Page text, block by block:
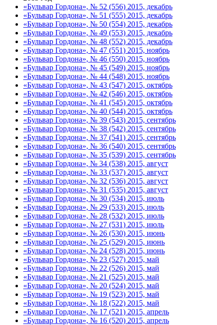
«Бульвар Гордона», № 52 (556) 2015, декабрь
«Бульвар Гордона», № 51 (555) 2015, декабрь
«Бульвар Гордона», № 50 (554) 2015, декабрь
«Бульвар Гордона», № 49 (553) 2015, декабрь
«Бульвар Гордона», № 48 (552) 2015, декабрь
«Бульвар Гордона», № 47 (551) 2015, ноябрь
«Бульвар Гордона», № 46 (550) 2015, ноябрь
«Бульвар Гордона», № 45 (549) 2015, ноябрь
«Бульвар Гордона», № 44 (548) 2015, ноябрь
«Бульвар Гордона», № 43 (547) 2015, октябрь
«Бульвар Гордона», № 42 (546) 2015, октябрь
«Бульвар Гордона», № 41 (545) 2015, октябрь
«Бульвар Гордона», № 40 (544) 2015, октябрь
«Бульвар Гордона», № 39 (543) 2015, сентябрь
«Бульвар Гордона», № 38 (542) 2015, сентябрь
«Бульвар Гордона», № 37 (541) 2015, сентябрь
«Бульвар Гордона», № 36 (540) 2015, сентябрь
«Бульвар Гордона», № 35 (539) 2015, сентябрь
«Бульвар Гордона», № 34 (538) 2015, август
«Бульвар Гордона», № 33 (537) 2015, август
«Бульвар Гордона», № 32 (536) 2015, август
«Бульвар Гордона», № 31 (535) 2015, август
«Бульвар Гордона», № 30 (534) 2015, июль
«Бульвар Гордона», № 29 (533) 2015, июль
«Бульвар Гордона», № 28 (532) 2015, июль
«Бульвар Гордона», № 27 (531) 2015, июль
«Бульвар Гордона», № 26 (530) 2015, июнь
«Бульвар Гордона», № 25 (529) 2015, июнь
«Бульвар Гордона», № 24 (528) 2015, июнь
«Бульвар Гордона», № 23 (527) 2015, май
«Бульвар Гордона», № 22 (526) 2015, май
«Бульвар Гордона», № 21 (525) 2015, май
«Бульвар Гордона», № 20 (524) 2015, май
«Бульвар Гордона», № 19 (523) 2015, май
«Бульвар Гордона», № 18 (522) 2015, май
«Бульвар Гордона», № 17 (521) 2015, апрель
«Бульвар Гордона», № 16 (520) 2015, апрель